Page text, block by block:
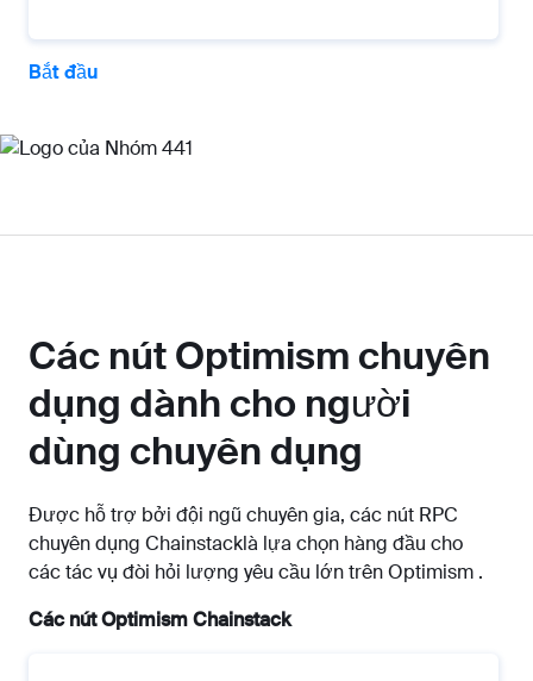
Bắt đầu
Các nút Optimism chuyên
dụng dành cho người
dùng chuyên dụng
Được hỗ trợ bởi đội ngũ chuyên gia, các nút RPC
chuyên dụng Chainstacklà lựa chọn hàng đầu cho
các tác vụ đòi hỏi lượng yêu cầu lớn trên Optimism .
Các nút Optimism Chainstack